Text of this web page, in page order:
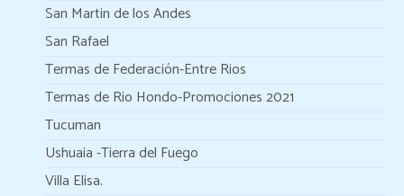
San Martin de los Andes
San Rafael
Termas de Federación-Entre Rios
Termas de Rio Hondo-Promociones 2021
Tucuman
Ushuaia -Tierra del Fuego
Villa Elisa.